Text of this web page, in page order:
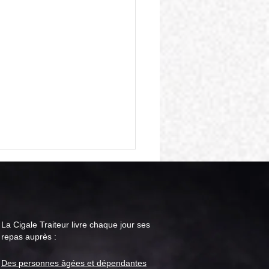
La Cigale Traiteur livre chaque jour ses
repas auprès :
Des personnes âgées et dépendantes